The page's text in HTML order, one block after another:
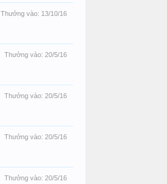
Thưởng vào: 13/10/16
Thưởng vào: 20/5/16
Thưởng vào: 20/5/16
Thưởng vào: 20/5/16
Thưởng vào: 20/5/16